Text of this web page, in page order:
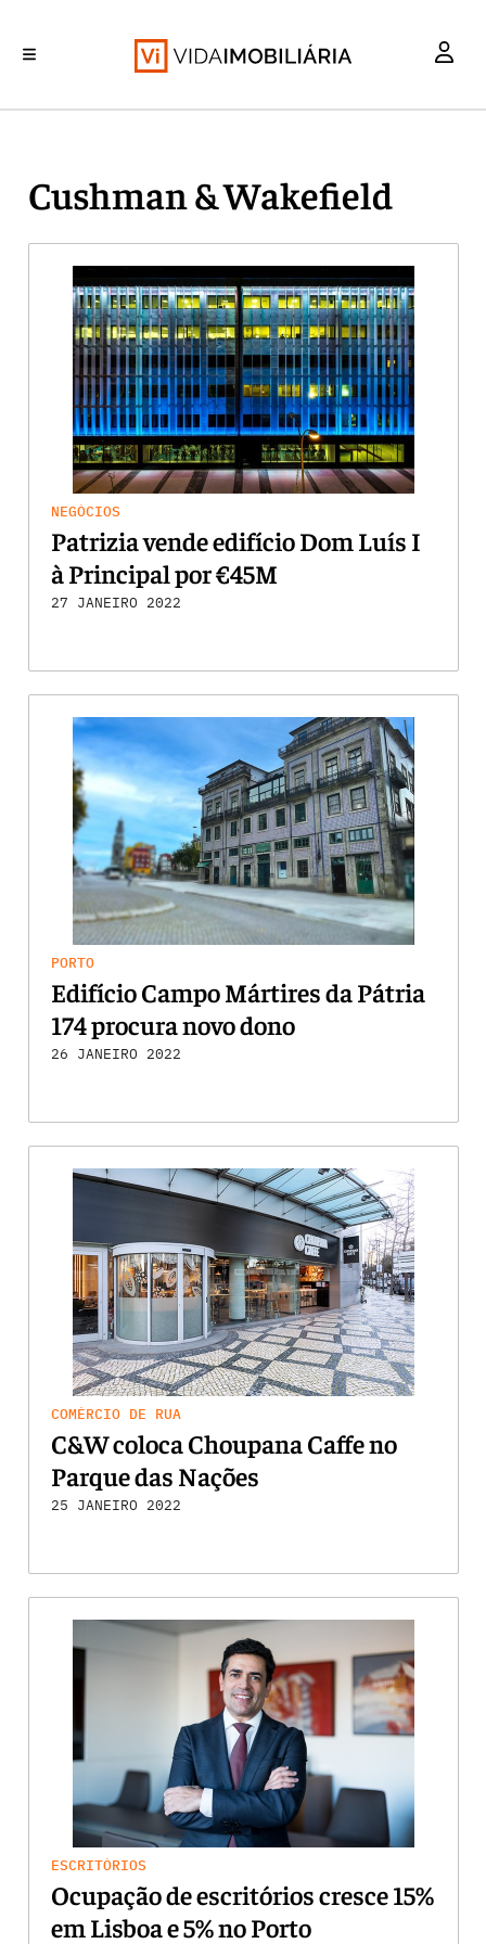
Cushman & Wakefield
NEGÓCIOS
Patrizia vende edifício Dom Luís I
à Principal por €45M
27 JANEIRO 2022
PORTO
Edifício Campo Mártires da Pátria
174 procura novo dono
26 JANEIRO 2022
COMÉRCIO DE RUA
C&W coloca Choupana Caffe no
Parque das Nações
25 JANEIRO 2022
ESCRITÓRIOS
Ocupação de escritórios cresce 15%
em Lisboa e 5% no Porto